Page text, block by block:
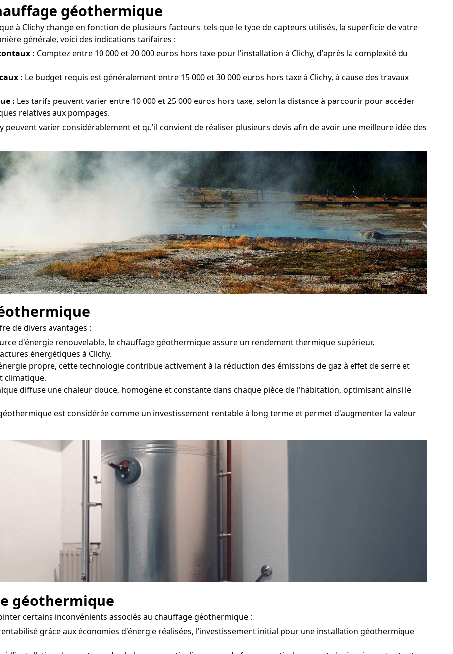
géothermique
à Clichy change en fonction de plusieurs facteurs, tels que le type de capteurs utilisés, la superficie de votre
générale, voici des indications tarifaires :
: Comptez entre 10 000 et 20 000 euros hors taxe pour l'installation à Clichy, d'après la complexité du
: Le budget requis est généralement entre 15 000 et 30 000 euros hors taxe à Clichy, à cause des travaux
: Les tarifs peuvent varier entre 10 000 et 25 000 euros hors taxe, selon la distance à parcourir pour accéder
relatives aux pompages.
peuvent varier considérablement et qu'il convient de réaliser plusieurs devis afin de avoir une meilleure idée des
de divers avantages :
d'énergie renouvelable, le chauffage géothermique assure un rendement thermique supérieur,
énergétiques à Clichy.
propre, cette technologie contribue activement à la réduction des émissions de gaz à effet de serre et
climatique.
diffuse une chaleur douce, homogène et constante dans chaque pièce de l'habitation, optimisant ainsi le
est considérée comme un investissement rentable à long terme et permet d'augmenter la valeur
géothermique
certains inconvénients associés au chauffage géothermique :
grâce aux économies d'énergie réalisées, l'investissement initial pour une installation géothermique